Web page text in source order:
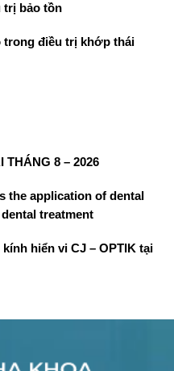
trị bảo tồn
trong điều trị khớp thái
8 – 2026
the application of dental
treatment
hiển vi CJ – OPTIK tại